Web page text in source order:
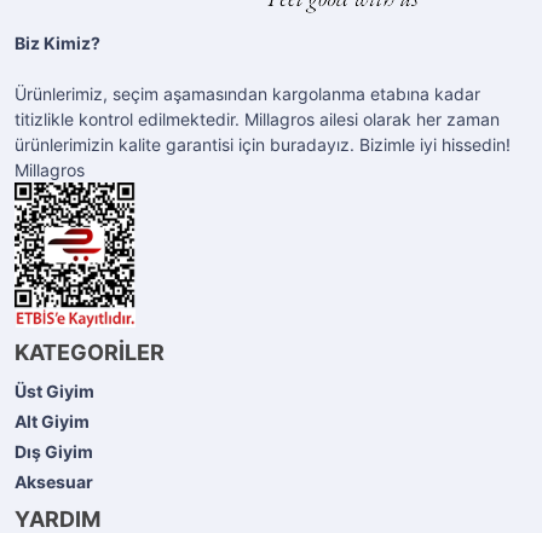
Biz Kimiz?
Ürünlerimiz, seçim aşamasından kargolanma etabına kadar
titizlikle kontrol edilmektedir. Millagros ailesi olarak her zaman
ürünlerimizin kalite garantisi için buradayız. Bizimle iyi hissedin!
Millagros
KATEGORİLER
Üst Giyim
Alt Giyim
Dış Giyim
Aksesuar
YARDIM